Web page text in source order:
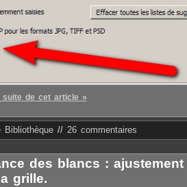
suite de cet article »
Bibliothèque // 26 commentaires
des blancs : ajustement
grille.